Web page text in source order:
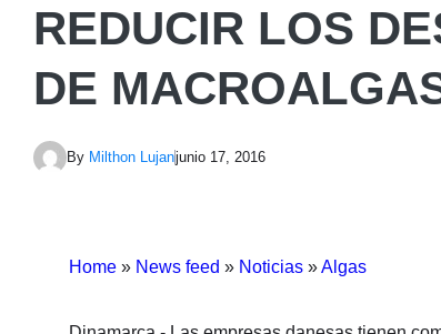
REDUCIR LOS
DE
By Milthon Lujanjunio 17, 2016
Home » News feed » Noticias »Algas